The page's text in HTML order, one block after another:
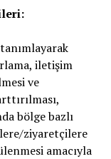
iletişim
ve
bölge bazlı
ziyaretçilere
amacıyla